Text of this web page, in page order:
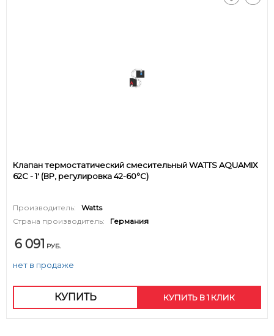
Клапан термостатический смесительный WATTS AQUAMIX
62C - 1' (ВР, регулировка 42-60°C)
Производитель:
Watts
Страна производитель:
Германия
6 091 РУБ.
нет в продаже
КУПИТЬ КУПИТЬ В 1 КЛИК